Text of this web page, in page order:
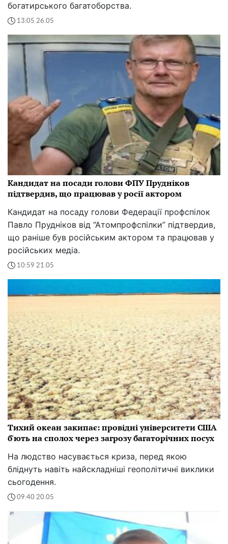
богатирського багатоборства.
13:05 26.05
Кандидат на посади голови ФПУ Прудніков
підтвердив, що працював у росії актором
Кандидат на посаду голови Федерації профспілок
Павло Прудніков від “Атомпрофспілки” підтвердив,
що раніше був російським актором та працював у
російських медіа.
10:59 21.05
Тихий океан закипає: провідні університети США
б'ють на сполох через загрозу багаторічних посух
На людство насувається криза, перед якою
бліднуть навіть найскладніші геополітичні виклики
сьогодення.
09:40 20.05